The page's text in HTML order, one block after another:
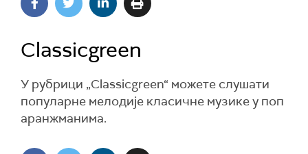
Classicgreen
У рубрици „Classicgreen“ можете слушати
популарне мелодије класичне музике у поп
аранжманима.